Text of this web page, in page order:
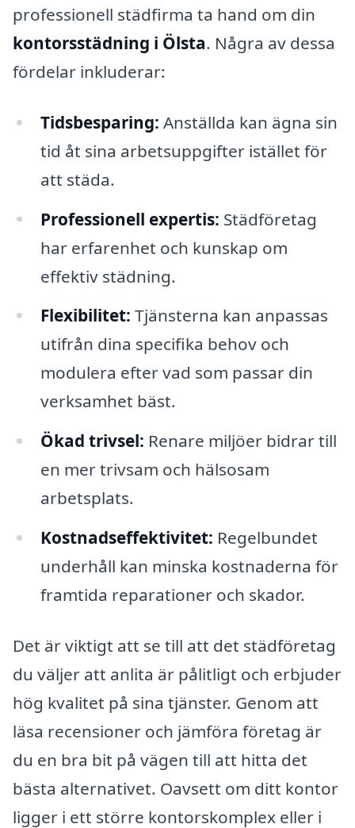
professionell städfirma ta hand om din
kontorsstädning i Ölsta. Några av dessa
fördelar inkluderar:
Tidsbesparing: Anställda kan ägna sin
tid åt sina arbetsuppgifter istället för
att städa.
Professionell expertis: Städföretag
har erfarenhet och kunskap om
effektiv städning.
Flexibilitet: Tjänsterna kan anpassas
utifrån dina specifika behov och
modulera efter vad som passar din
verksamhet bäst.
Ökad trivsel: Renare miljöer bidrar till
en mer trivsam och hälsosam
arbetsplats.
Kostnadseffektivitet: Regelbundet
underhåll kan minska kostnaderna för
framtida reparationer och skador.
Det är viktigt att se till att det städföretag
du väljer att anlita är pålitligt och erbjuder
hög kvalitet på sina tjänster. Genom att
läsa recensioner och jämföra företag är
du en bra bit på vägen till att hitta det
bästa alternativet. Oavsett om ditt kontor
ligger i ett större kontorskomplex eller i